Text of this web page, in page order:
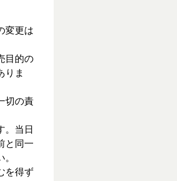
変更は
目的の
りま
切の責
。当日
と同一
を得ず